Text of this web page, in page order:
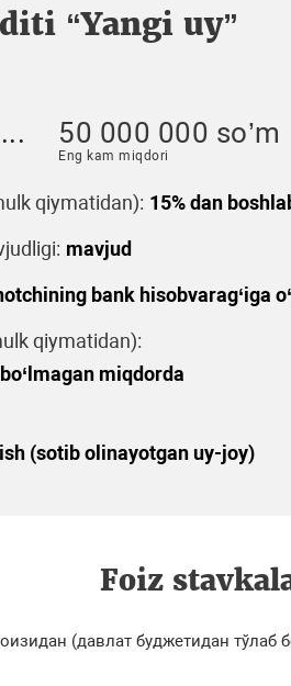
“Yangi uy”
50 000 000 so’m
Eng kam miqdori
qiymatidan): 15% dan
mavjud
bank hisobvarag‘iga
qiymatidan):
miqdorda
(sotib olinayotgan uy-joy)
Foiz
(давлат буджетидан